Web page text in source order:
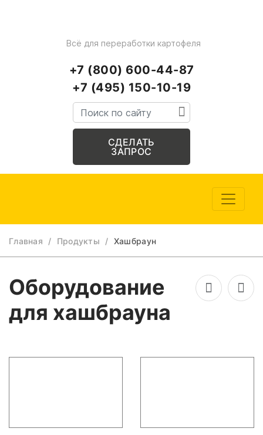
Всё для переработки картофеля
+7 (800) 600-44-87
+7 (495) 150-10-19
СДЕЛАТЬ
ЗАПРОС
Главная / Продукты / Хашбраун
Оборудование
для хашбрауна